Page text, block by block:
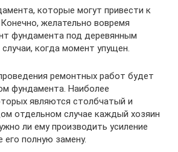
которые могут привести к
желательно вовремя
фундамента под деревянным
когда момент упущен.
ремонтных работ будет
фундамента. Наиболее
являются столбчатый и
отдельном случае каждый хозяин
ли ему производить усиление
полную замену.